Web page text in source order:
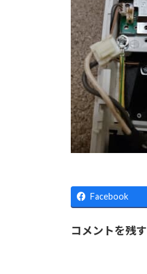
Facebook
コメントを残す